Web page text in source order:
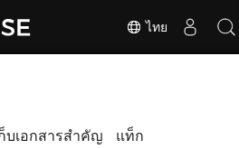
ไทย
บเอกสารสำคัญ แท็ก